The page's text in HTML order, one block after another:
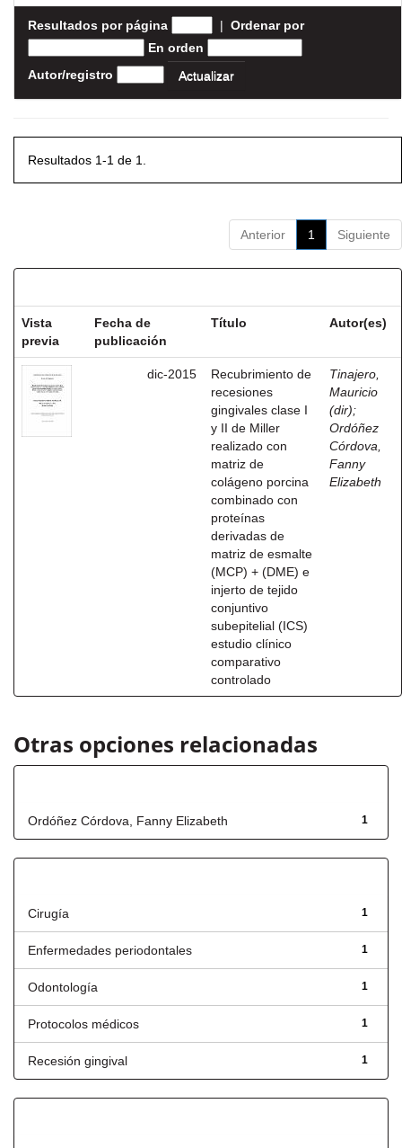
Resultados por página | Ordenar por
En orden
Autor/registro
Resultados 1-1 de 1.
Anterior 1 Siguiente
Vista
previa
Fecha de
publicación
Título Autor(es)
dic-2015
Recubrimiento de
recesiones
gingivales clase I
y II de Miller
realizado con
matriz de
colágeno porcina
combinado con
proteínas
derivadas de
matriz de esmalte
(MCP) + (DME) e
injerto de tejido
conjuntivo
subepitelial (ICS)
estudio clínico
comparativo
controlado
Tinajero,
Mauricio
(dir);
Ordóñez
Córdova,
Fanny
Elizabeth
Otras opciones relacionadas
1
Ordóñez Córdova, Fanny Elizabeth
1
Cirugía
1
Enfermedades periodontales
1
Odontología
1
Protocolos médicos
1
Recesión gingival